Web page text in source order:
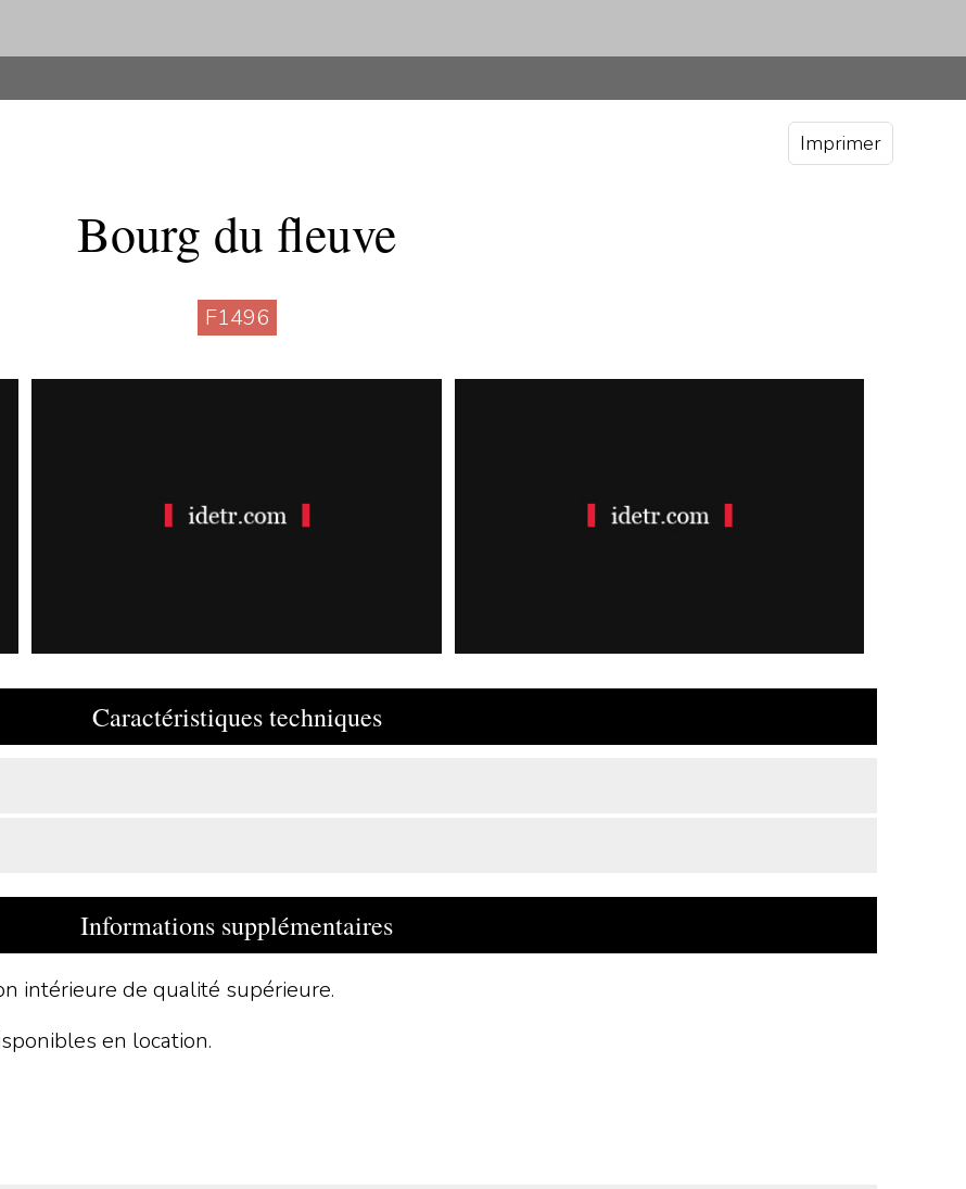
Imprimer
Bourg du fleuve
F1496
Caractéristiques techniques
Informations supplémentaires
intérieure de qualité supérieure.
en location.